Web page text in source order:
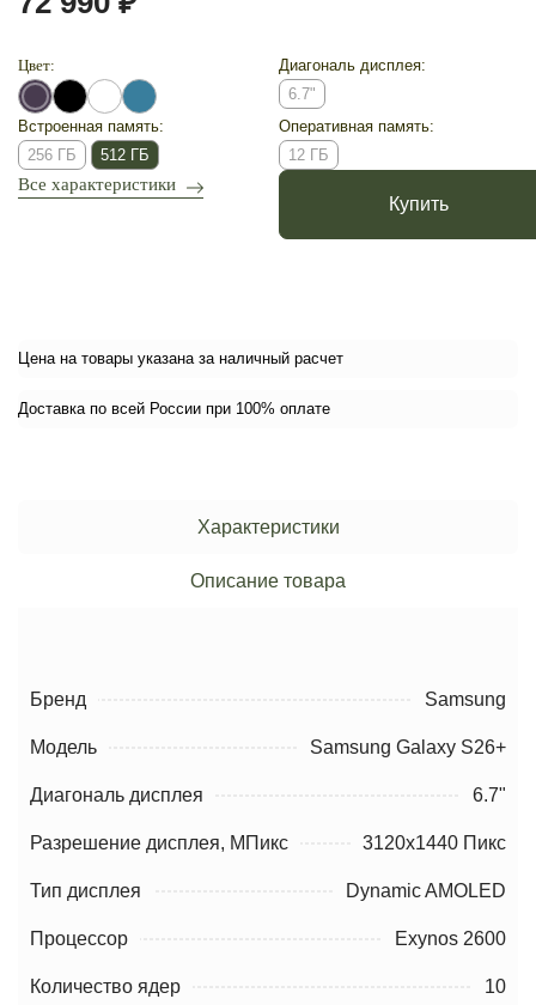
Цвет:
Диагональ дисплея:
6.7"
Встроенная память:
256 ГБ
512 ГБ
Оперативная память:
12 ГБ
Все характеристики
Купить
Цена на товары указана за наличный расчет
Доставка по всей России при 100% оплате
Характеристики
Описание товара
Бренд Samsung
Модель Samsung Galaxy S26+
Диагональ дисплея 6.7"
Разрешение дисплея, МПикс 3120x1440 Пикс
Тип дисплея Dynamic AMOLED
Процессор Exynos 2600
Количество ядер 10